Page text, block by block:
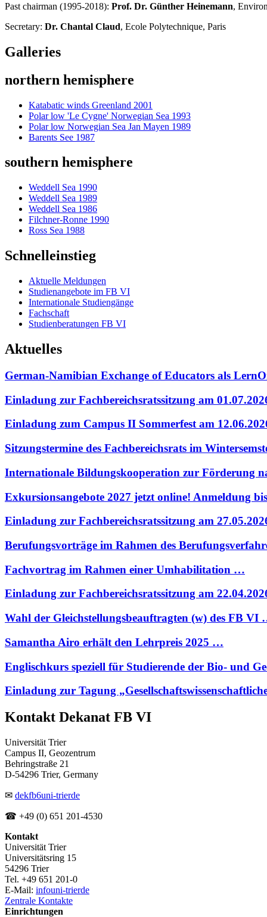
Past chairman (1995-2018): Prof. Dr. Günther Heinemann,
Secretary: Dr. Chantal Claud, Ecole Polytechnique, Paris
Galleries
northern hemisphere
Katabatic winds Greenland 2001
Polar low 'Le Cygne' Norwegian Sea 1993
Polar low Norwegian Sea Jan Mayen 1989
Barents See 1987
southern hemisphere
Weddell Sea 1990
Weddell Sea 1989
Weddell Sea 1986
Filchner-Ronne 1990
Ross Sea 1988
Schnelleinstieg
Aktuelle Meldungen
Studienangebote im FB VI
Internationale Studiengänge
Fachschaft
Studienberatungen FB VI
Aktuelles
German-Namibian Exchange of Educators als
Einladung zur Fachbereichsratssitzung am
Einladung zum Campus II Sommerfest am
Sitzungstermine des Fachbereichsrats im
Internationale Bildungskooperation zur Förderung
Exkursionsangebote 2027 jetzt online! Anmeldung
Einladung zur Fachbereichsratssitzung am
Berufungsvorträge im Rahmen des
Fachvortrag im Rahmen einer Umhabilitation …
Einladung zur Fachbereichsratssitzung am
Wahl der Gleichstellungsbeauftragten (w) des FB VI
Samantha Airo erhält den Lehrpreis 2025 …
Englischkurs speziell für Studierende der Bio- und
Einladung zur Tagung
Kontakt Dekanat FB VI
Universität Trier
Campus II, Geozentrum
Behringstraße 21
D-54296 Trier, Germany
✉ dekfb6uni-trierde
☎ +49 (0) 651 201-4530
Kontakt
Universität Trier
Universitätsring 15
54296 Trier
Tel. +49 651 201-0
E-Mail: infouni-trierde
Zentrale Kontakte
Einrichtungen